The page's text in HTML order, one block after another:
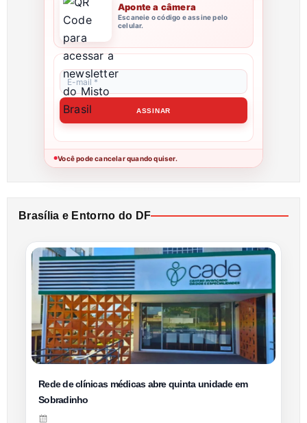
Aponte a câmera
Escaneie o código e assine pelo
celular.
●Você pode cancelar quando quiser.
Brasília e Entorno do DF
Rede de clínicas médicas abre quinta unidade em
Sobradinho